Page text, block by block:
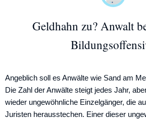
Geldhahn zu? Anwalt
Angeblich soll es Anwälte wie Sand am
Die Zahl der Anwälte steigt jedes Jahr,
wieder ungewöhnliche Einzelgänger, die
Juristen herausstechen. Einer dieser